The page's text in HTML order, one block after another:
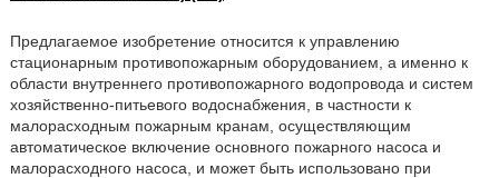
Предлагаемое изобретение относится к управлению
стационарным противопожарным оборудованием, а именно к
области внутреннего противопожарного водопровода и систем
хозяйственно-питьевого водоснабжения, в частности к
малорасходным пожарным кранам, осуществляющим
автоматическое включение основного пожарного насоса и
малорасходного насоса, и может быть использовано при